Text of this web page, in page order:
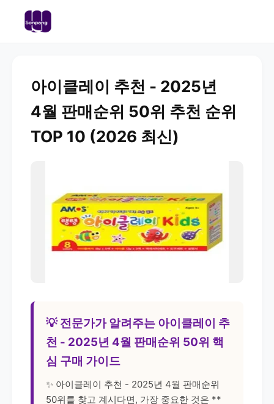
아이클레이 추천 - 2025년
4월 판매순위 50위 추천 순위
TOP 10 (2026 최신)
💡 전문가가 알려주는 아이클레이 추
천 - 2025년 4월 판매순위 50위 핵
심 구매 가이드
✨ 아이클레이 추천 - 2025년 4월 판매순위
50위를 찾고 계시다면, 가장 중요한 것은 **